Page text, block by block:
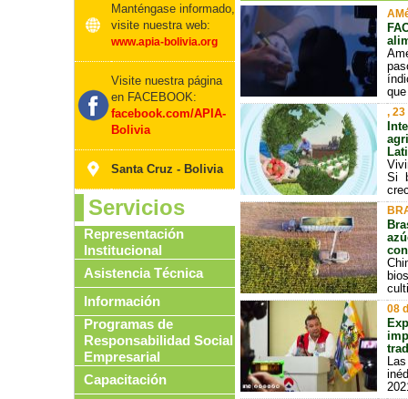
Manténgase informado,
visite nuestra web:
www.apia-bolivia.org
Visite nuestra página
en FACEBOOK:
facebook.com/APIA-
Bolivia
Santa Cruz - Bolivia
Servicios
Representación
Institucional
Asistencia Técnica
Información
Programas de
Responsabilidad Social
Empresarial
Capacitación
,
Si
08